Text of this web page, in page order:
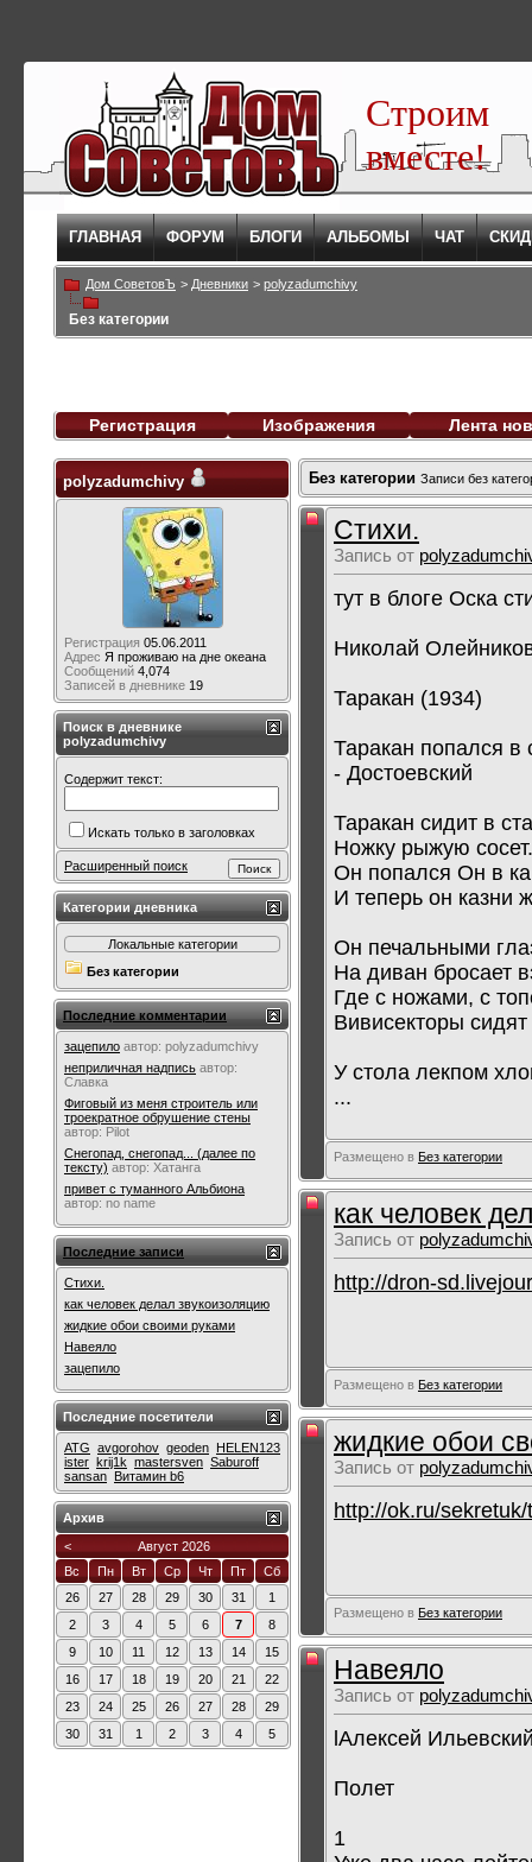
Строим
вместе!
ГЛАВНАЯ ФОРУМ БЛОГИ АЛЬБОМЫ ЧАТ
Дом СоветовЪ > Дневники > polyzadumchivy
Без категории
Регистрация Изображения Лента
Без категории Записи без
Стихи.
Запись от
тут в блоге Оска
Николай
Таракан (1934)
Таракан попался в
- Достоевский
Таракан сидит в
Ножку рыжую сосет.
Он попался Он в
И теперь он казни
Он печальными
На диван бросает
Где с ножами, с
Вивисекторы сидят
У стола лекпом
...
Размещено в Без категории
как человек
Запись от
http://dron-
Размещено в Без категории
жидкие обои
Запись от
http://ok.ru/
Размещено в Без категории
Навеяло
Запись от
lАлексей
Полет
1
polyzadumchivy
Регистрация 05.06.2011
Адрес Я проживаю на дне океана
Сообщений 4,074
Записей в дневнике 19
Поиск в дневнике
polyzadumchivy
Содержит текст:
Искать только в заголовках
Расширенный поиск
Категории дневника
Локальные категории
Без категории
Последние комментарии
зацепило автор: polyzadumchivy
неприличная надпись автор:
Славка
Фиговый из меня строитель или
троекратное обрушение стены
автор: Pilot
Снегопад, снегопад... (далее по
тексту) автор: Хатанга
привет с туманного Альбиона
автор: no name
Последние записи
Стихи.
как человек делал звукоизоляцию
жидкие обои своими руками
Навеяло
зацепило
Последние посетители
ATG avgorohov geoden HELEN123
ister krij1k mastersven Saburoff
sansan Витамин b6
Архив
<
Август 2026
Вс
Пн Вт Ср Чт Пт
Сб
26
27 28 29 30 31
1
2
3 4 5 6 7
8
9
10 11 12 13 14
15
16
17 18 19 20 21
22
23
24 25 26 27 28
29
30
31 1 2 3 4 5